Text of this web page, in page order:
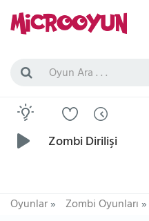
Zombi Dirilişi
Oyunlar» Zombi Oyunları»